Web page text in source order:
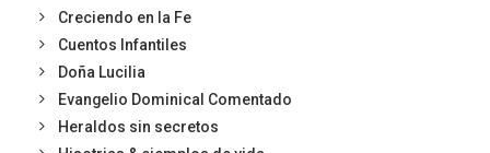
Creciendo en la Fe
Cuentos Infantiles
Doña Lucilia
Evangelio Dominical Comentado
Heraldos sin secretos